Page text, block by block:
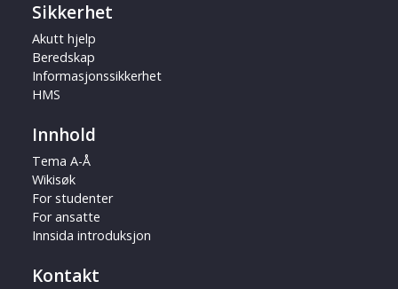
Sikkerhet
Akutt hjelp
Beredskap
Informasjonssikkerhet
HMS
Innhold
Tema A-Å
Wikisøk
For studenter
For ansatte
Innsida introduksjon
Kontakt